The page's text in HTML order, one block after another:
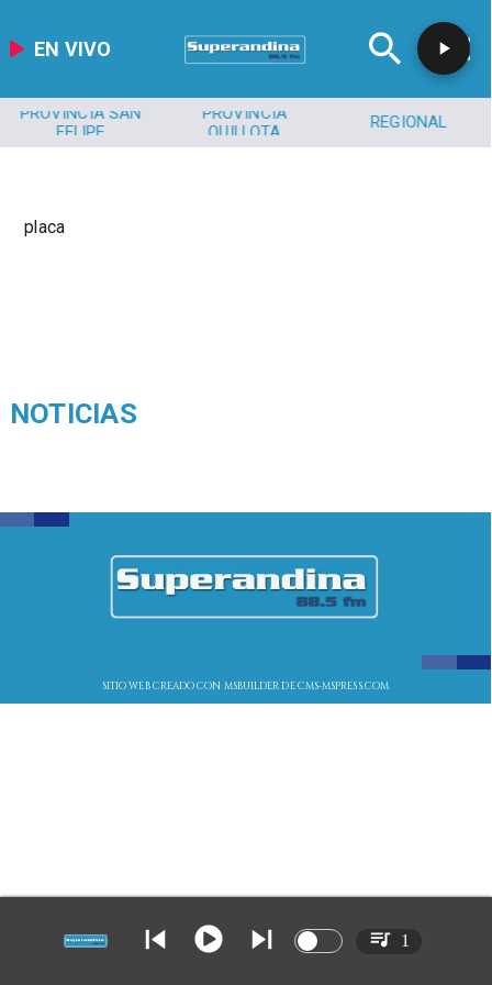
EN VIVO
PROVINCIA SAN
FELIPE
PROVINCIA
QUILLOTA
REGIONAL
placa
NOTICIAS
SITIO WEB CREADO CON MSBUILDER DE CMS-MSPRESS.COM
1